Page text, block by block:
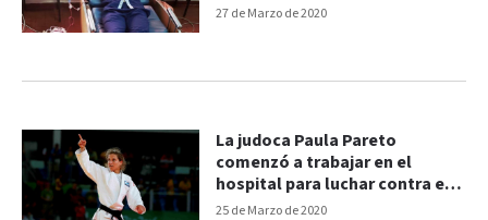
27 de Marzo de 2020
25 de Marzo de 2020
La judoca Paula Pareto
comenzó a trabajar en el
hospital para luchar contra en
coronavirus